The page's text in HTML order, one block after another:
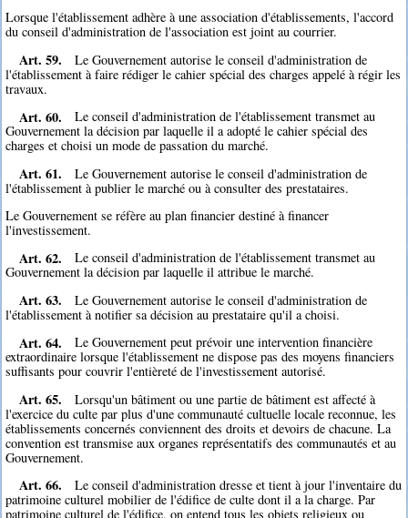
Lorsque l'établissement adhère à une association d'établissements, l'accord
du conseil d'administration de l'association est joint au courrier.
Art. 59.
Le Gouvernement autorise le conseil d'administration de
l'établissement à faire rédiger le cahier spécial des charges appelé à régir les
travaux.
Art. 60.
Le conseil d'administration de l'établissement transmet au
Gouvernement la décision par laquelle il a adopté le cahier spécial des
charges et choisi un mode de passation du marché.
Art. 61.
Le Gouvernement autorise le conseil d'administration de
l'établissement à publier le marché ou à consulter des prestataires.
Le Gouvernement se réfère au plan financier destiné à financer
l'investissement.
Art. 62.
Le conseil d'administration de l'établissement transmet au
Gouvernement la décision par laquelle il attribue le marché.
Art. 63.
Le Gouvernement autorise le conseil d'administration de
l'établissement à notifier sa décision au prestataire qu'il a choisi.
Art. 64.
Le Gouvernement peut prévoir une intervention financière
extraordinaire lorsque l'établissement ne dispose pas des moyens financiers
suffisants pour couvrir l'entièreté de l'investissement autorisé.
Art. 65.
Lorsqu'un bâtiment ou une partie de bâtiment est affecté à
l'exercice du culte par plus d'une communauté cultuelle locale reconnue, les
établissements concernés conviennent des droits et devoirs de chacune. La
convention est transmise aux organes représentatifs des communautés et au
Gouvernement.
Art. 66.
Le conseil d'administration dresse et tient à jour l'inventaire du
patrimoine culturel mobilier de l'édifice de culte dont il a la charge. Par
patrimoine culturel de l'édifice, on entend tous les objets religieux ou